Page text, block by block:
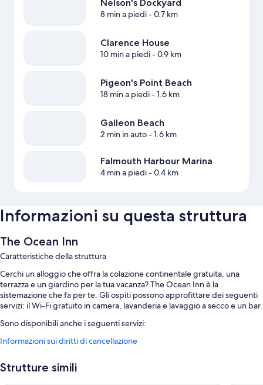
Nelson's Dockyard
8 min a piedi- 0.7 km
Clarence House
10 min a piedi- 0.9 km
Pigeon's Point Beach
18 min a piedi- 1.6 km
Galleon Beach
2 min in auto- 1.6 km
Falmouth Harbour Marina
4 min a piedi- 0.4 km
Informazioni su questa struttura
The Ocean Inn
Caratteristiche della struttura
Cerchi un alloggio che offra la colazione continentale gratuita, una
terrazza e un giardino per la tua vacanza? The Ocean Inn è la
sistemazione che fa per te. Gli ospiti possono approfittare dei seguenti
servizi: il Wi-Fi gratuito in camera, lavanderia e lavaggio a secco e un bar.
Sono disponibili anche i seguenti servizi:
Una piscina all'aperto con lettini
I commenti dei viaggiatori apprezzano molto il personale gentile
Informazioni sui diritti di cancellazione
Strutture simili